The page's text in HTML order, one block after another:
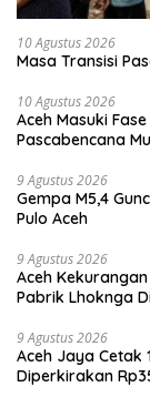
10 Agustus 2026
Masa Transisi
10 Agustus 2026
Aceh Masuki
Pascabencana
9 Agustus 2026
Gempa M5,4
Pulo Aceh
9 Agustus 2026
Aceh
Pabrik Lhoknga
9 Agustus 2026
Aceh Jaya Cetak
Diperkirakan